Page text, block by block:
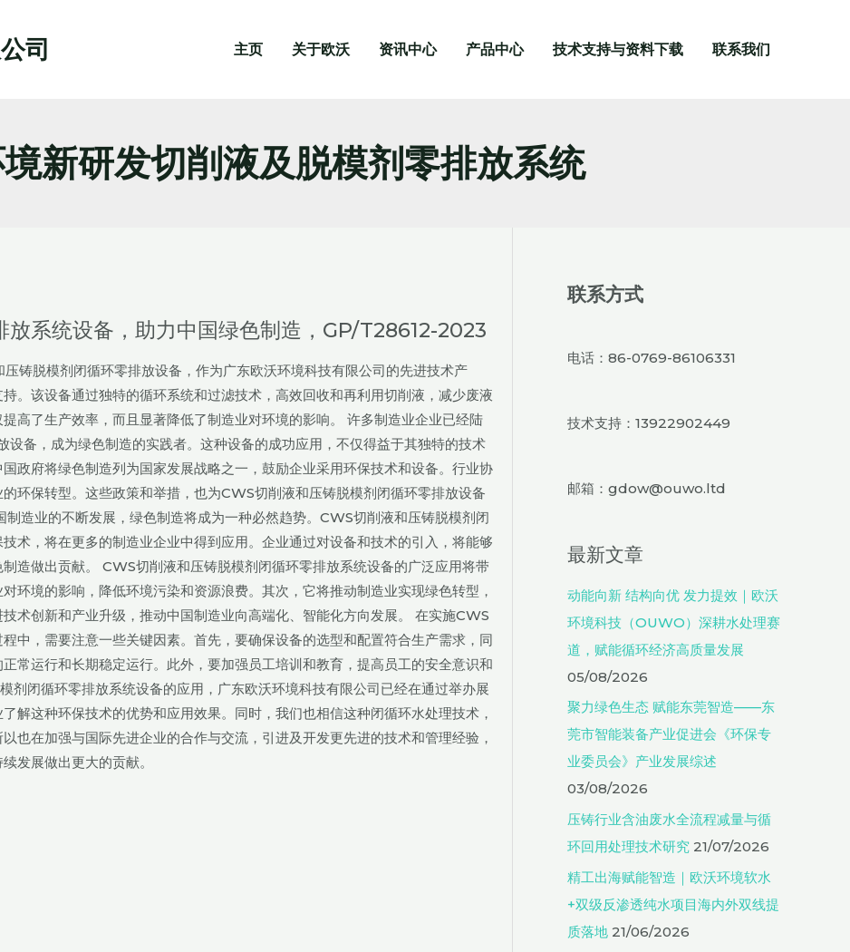
司 主页 关于欧沃 资讯中心 产品中心 技术支持与资料下载 联系我们
新研发切削液及脱模剂零排放系统
系统设备，助力中国绿色制造，GP/T28612-2023
脱模剂闭循环零排放设备，作为广东欧沃环境科技有限公司的先进技术产
。该设备通过独特的循环系统和过滤技术，高效回收和再利用切削液，减少废液
高了生产效率，而且显著降低了制造业对环境的影响。 许多制造业企业已经陆
备，成为绿色制造的实践者。这种设备的成功应用，不仅得益于其独特的技术
政府将绿色制造列为国家发展战略之一，鼓励企业采用环保技术和设备。行业协
环保转型。这些政策和举措，也为CWS切削液和压铸脱模剂闭循环零排放设备
造业的不断发展，绿色制造将成为一种必然趋势。CWS切削液和压铸脱模剂闭
术，将在更多的制造业企业中得到应用。企业通过对设备和技术的引入，将能够
造做出贡献。 CWS切削液和压铸脱模剂闭循环零排放系统设备的广泛应用将带
环境的影响，降低环境污染和资源浪费。其次，它将推动制造业实现绿色转型，
术创新和产业升级，推动中国制造业向高端化、智能化方向发展。 在实施CWS
中，需要注意一些关键因素。首先，要确保设备的选型和配置符合生产需求，同
常运行和长期稳定运行。此外，要加强员工培训和教育，提高员工的安全意识和
剂闭循环零排放系统设备的应用，广东欧沃环境科技有限公司已经在通过举办展
解这种环保技术的优势和应用效果。同时，我们也相信这种闭循环水处理技术，
也在加强与国际先进企业的合作与交流，引进及开发更先进的技术和管理经验，
发展做出更大的贡献。
联系方式
电话：86-0769-86106331
技术支持：13922902449
邮箱：gdow@ouwo.ltd
最新文章
动能向新 结构向优 发力提效｜欧沃
环境科技（OUWO）深耕水处理赛
道，赋能循环经济高质量发展
05/08/2026
聚力绿色生态 赋能东莞智造——东
莞市智能装备产业促进会《环保专
业委员会》产业发展综述
03/08/2026
压铸行业含油废水全流程减量与循
环回用处理技术研究 21/07/2026
精工出海赋能智造｜欧沃环境软水
+双级反渗透纯水项目海内外双线提
质落地 21/06/2026